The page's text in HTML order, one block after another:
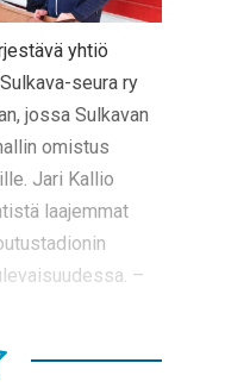
yhtiö
seura ry
jossa Sulkavan
omistus
Jari Kallio
laajemmat
–